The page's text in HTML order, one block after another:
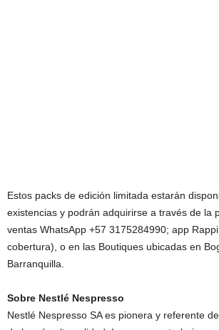
Estos packs de edición limitada estarán
existencias y podrán adquirirse a través de la
ventas WhatsApp +57 3175284990; app
cobertura), o en las Boutiques ubicadas en
Barranquilla.
Sobre Nestlé Nespresso
Nestlé Nespresso SA es pionera y referente